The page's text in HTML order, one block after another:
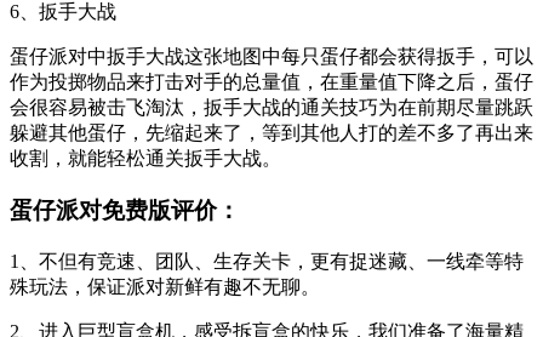
6、扳手大战
蛋仔派对中扳手大战这张地图中每只蛋仔都会获得扳手，可以
作为投掷物品来打击对手的总量值，在重量值下降之后，蛋仔
会很容易被击飞淘汰，扳手大战的通关技巧为在前期尽量跳跃
躲避其他蛋仔，先缩起来了，等到其他人打的差不多了再出来
收割，就能轻松通关扳手大战。
蛋仔派对免费版评价：
1、不但有竞速、团队、生存关卡，更有捉迷藏、一线牵等特
殊玩法，保证派对新鲜有趣不无聊。
2、进入巨型盲盒机，感受拆盲盒的快乐，我们准备了海量精